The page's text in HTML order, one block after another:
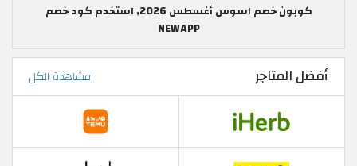
كوبون خصم اسوس أغسطس 2026, استخدم كود خصم
NEWAPP
أفضل المتاجر مشاهدة الكل